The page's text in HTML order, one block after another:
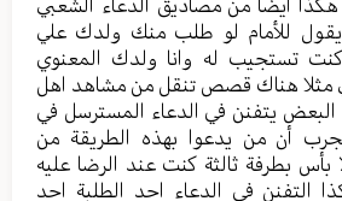
يقول للأمام لو طلب منك ولدك علي
كنت تستجيب له وانا ولدك المعنوي
مثلا هناك قصص تنقل من مشاهد اهل
البعض يتفنن في الدعاء المسترسل في
أن من يدعوا بهذه الطريقة من
بأس بطرفة ثالثة كنت عند الرضا عليه
التفنن في الدعاء احد الطلبة احد